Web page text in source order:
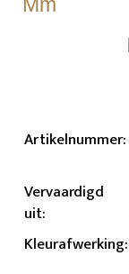
Artikelnummer:
Vervaardigd
uit:
Kleurafwerking: